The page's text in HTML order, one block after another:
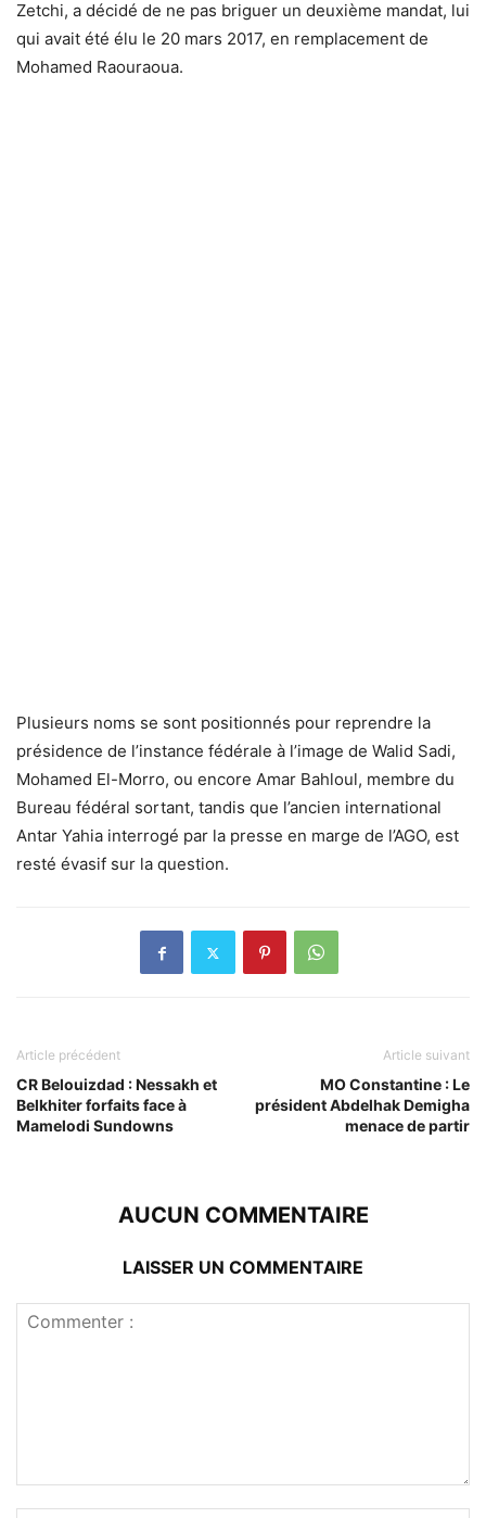
Zetchi, a décidé de ne pas briguer un deuxième mandat, lui
qui avait été élu le 20 mars 2017, en remplacement de
Mohamed Raouraoua.
Plusieurs noms se sont positionnés pour reprendre la
présidence de l’instance fédérale à l’image de Walid Sadi,
Mohamed El-Morro, ou encore Amar Bahloul, membre du
Bureau fédéral sortant, tandis que l’ancien international
Antar Yahia interrogé par la presse en marge de l’AGO, est
resté évasif sur la question.
Article précédent
CR Belouizdad : Nessakh et
Belkhiter forfaits face à
Mamelodi Sundowns
Article suivant
MO Constantine : Le
président Abdelhak Demigha
menace de partir
AUCUN COMMENTAIRE
LAISSER UN COMMENTAIRE